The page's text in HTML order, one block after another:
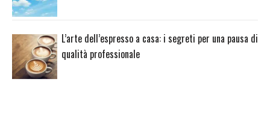
L’arte dell’espresso a casa: i segreti per una pausa di
qualità professionale